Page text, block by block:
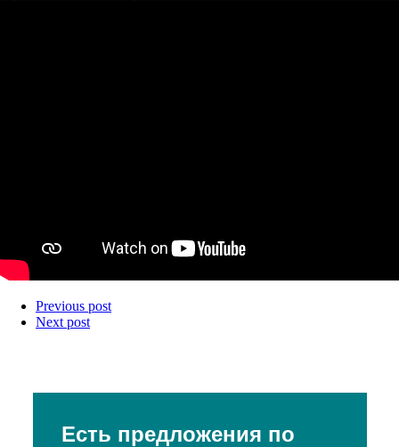
Previous post
Next post
Есть предложения по